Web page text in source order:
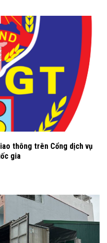
thông trên Cổng dịch vụ
gia